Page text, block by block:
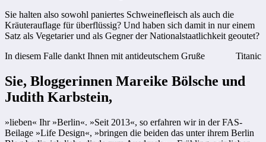
Sie halten also sowohl paniertes Schweinefleisch als auch die
Kräuterauflage für überflüssig? Und haben sich damit in nur einem
Satz als Vegetarier und als Gegner der Nationalstaatlichkeit geoutet?
In diesem Falle dankt Ihnen mit antideutschem Gruße
Titanic
Sie, Bloggerinnen Mareike Bölsche und
Judith Karbstein,
»lieben« Ihr »Berlin«. »Seit 2013«, so erfahren wir in der FAS-
Beilage »Life Design«, »bringen die beiden das unter ihrem Berlin